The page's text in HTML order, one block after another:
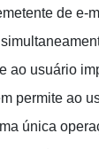
de e-
ao usuário
permite ao
única